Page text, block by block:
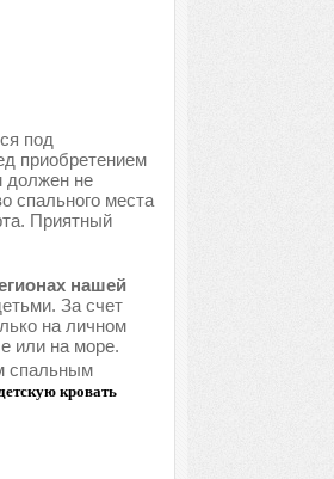
под
приобретением
должен не
спального места
Приятный
нашей
За счет
на личном
или на море.
спальным
кровать